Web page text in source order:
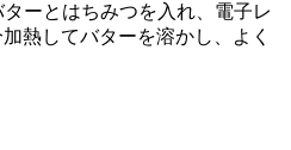
ーとはちみつを入れ、電子レ
熱してバターを溶かし、よく